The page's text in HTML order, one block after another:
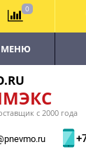
с 2000 года
МЕНЮ
0